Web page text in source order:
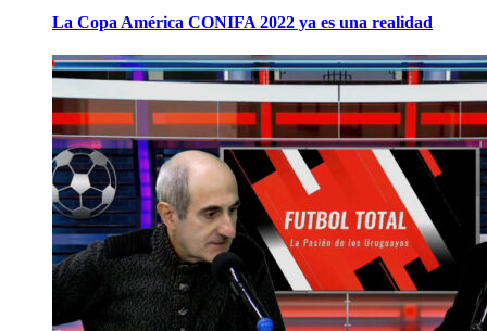
La Copa América CONIFA 2022 ya es una realidad